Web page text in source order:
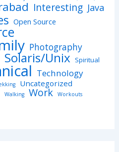
Interesting Java
Open Source
Photography
Solaris/Unix Spiritual
Technology
Uncategorized
Walking Work Workouts